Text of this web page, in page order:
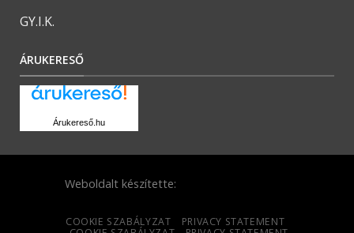
GY.I.K.
ÁRUKERESŐ
Árukereső.hu
Weboldalt készítette:
COOKIE SZABÁLYZAT
PRIVACY STATEMENT